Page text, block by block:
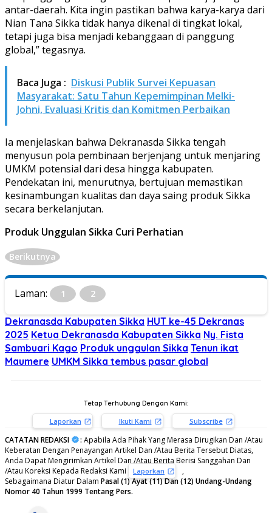
antar-daerah. Kita ingin pastikan bahwa karya-karya dari
Nian Tana Sikka tidak hanya dikenal di tingkat lokal,
tetapi juga bisa menjadi kebanggaan di panggung
global,” tegasnya.
Baca Juga : Diskusi Publik Survei Kepuasan
Masyarakat: Satu Tahun Kepemimpinan Melki-
Johni, Evaluasi Kritis dan Komitmen Perbaikan
Ia menjelaskan bahwa Dekranasda Sikka tengah
menyusun pola pembinaan berjenjang untuk menjaring
UMKM potensial dari desa hingga kabupaten.
Pendekatan ini, menurutnya, bertujuan memastikan
kesinambungan kualitas dan daya saing produk Sikka
secara berkelanjutan.
Produk Unggulan Sikka Curi Perhatian
Berikutnya
Laman: 1 2
Dekranasda Kabupaten Sikka HUT ke-45 Dekranas
2025 Ketua Dekranasda Kabupaten Sikka Ny. Fista
Sambuari Kago Produk unggulan Sikka Tenun ikat
Maumere UMKM Sikka tembus pasar global
Tetap Terhubung Dengan Kami:
Laporkan Ikuti Kami Subscribe
CATATAN REDAKSI : Apabila Ada Pihak Yang Merasa Dirugikan Dan /Atau
Keberatan Dengan Penayangan Artikel Dan /Atau Berita Tersebut Diatas,
Anda Dapat Mengirimkan Artikel Dan /Atau Berita Berisi Sanggahan Dan
/Atau Koreksi Kepada Redaksi Kami
Laporkan
,
Sebagaimana Diatur Dalam Pasal (1) Ayat (11) Dan (12) Undang-Undang
Nomor 40 Tahun 1999 Tentang Pers.